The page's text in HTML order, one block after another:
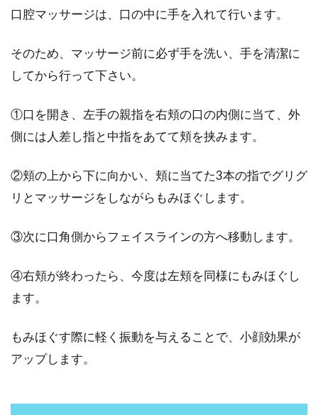
口腔マッサージは、口の中に手を入れて行います。
そのため、マッサージ前に必ず手を洗い、手を清潔に
してから行って下さい。
①口を開き、左手の親指を右頬の口の内側に当て、外
側には人差し指と中指をあてて頬を挟みます。
②頬の上から下に向かい、頬に当てた3本の指でグリグ
リとマッサージをしながらもみほぐします。
③次に口角側からフェイスラインの方へ移動します。
④右頬が終わったら、今度は左頬を同様にもみほぐし
ます。
もみほぐす際に軽く振動を与えることで、小顔効果が
アップします。